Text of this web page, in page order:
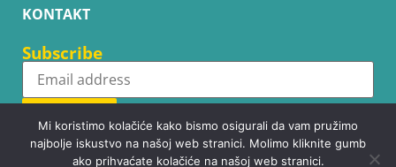
KONTAKT
Subscribe
Subscribe
Mi koristimo kolačiće kako bismo osigurali da vam pružimo
najbolje iskustvo na našoj web stranici. Molimo kliknite gumb
ako prihvaćate kolačiće na našoj web stranici.